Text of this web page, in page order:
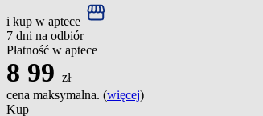
i kup w aptece
7 dni na odbiór
Płatność w aptece
8 99 zł
cena maksymalna. (więcej)
Kup